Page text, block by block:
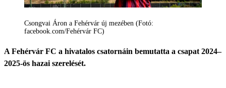
Csongvai Áron a Fehérvár új mezében (Fotó:
facebook.com/Fehérvár FC)
A Fehérvár FC a hivatalos csatornáin bemutatta a csapat 2024–
2025-ös hazai szerelését.